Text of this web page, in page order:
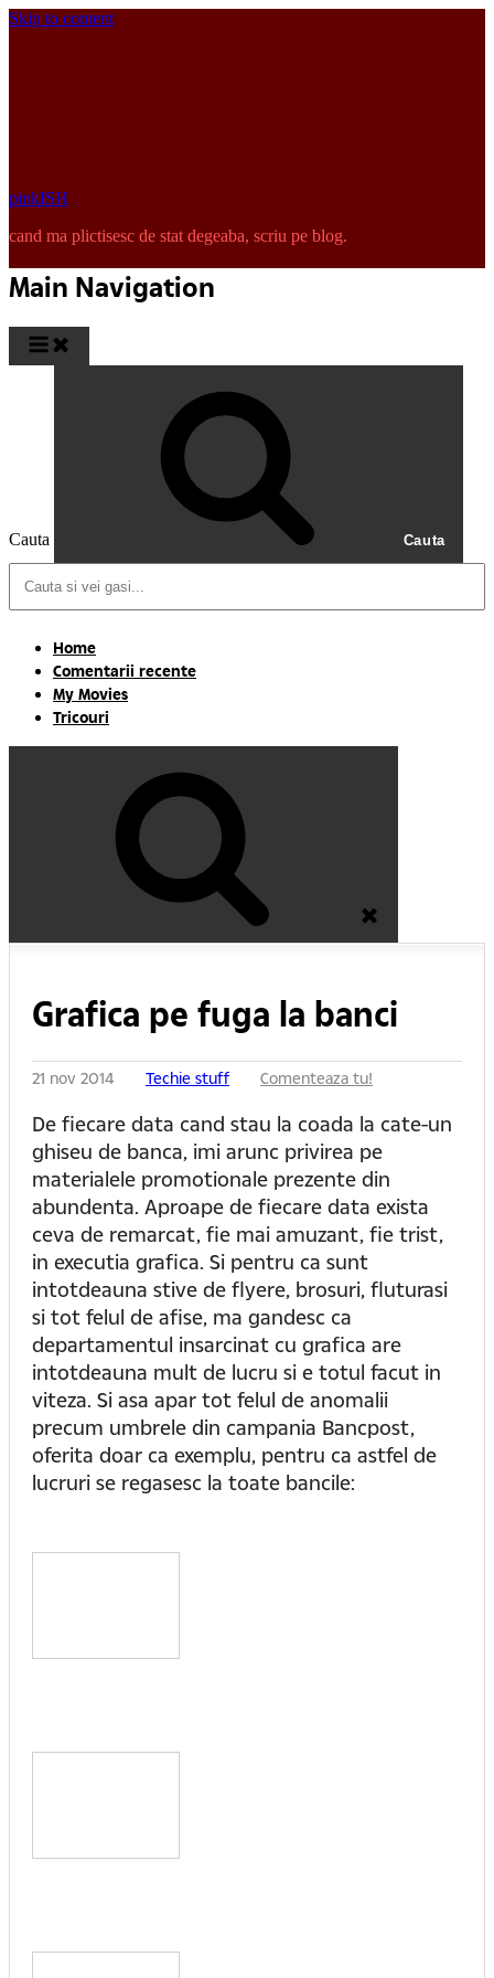
Skip to content
pinkISH
cand ma plictisesc de stat degeaba, scriu pe blog.
Main Navigation
Cauta Cauta
Home
Comentarii recente
My Movies
Tricouri
Grafica pe fuga la banci
21 nov 2014 Techie stuff Comenteaza tu!
De fiecare data cand stau la coada la cate-un
ghiseu de banca, imi arunc privirea pe
materialele promotionale prezente din
abundenta. Aproape de fiecare data exista
ceva de remarcat, fie mai amuzant, fie trist,
in executia grafica. Si pentru ca sunt
intotdeauna stive de flyere, brosuri, fluturasi
si tot felul de afise, ma gandesc ca
departamentul insarcinat cu grafica are
intotdeauna mult de lucru si e totul facut in
viteza. Si asa apar tot felul de anomalii
precum umbrele din campania Bancpost,
oferita doar ca exemplu, pentru ca astfel de
lucruri se regasesc la toate bancile: